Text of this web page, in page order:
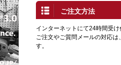
ご注文方法
インターネットにて24時間受
ご注文やご質問メールの対応
す。